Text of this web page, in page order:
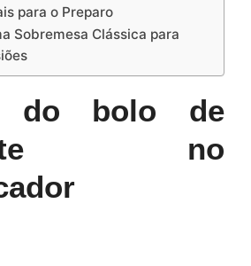
para o Preparo
Sobremesa Clássica para
do bolo de
no